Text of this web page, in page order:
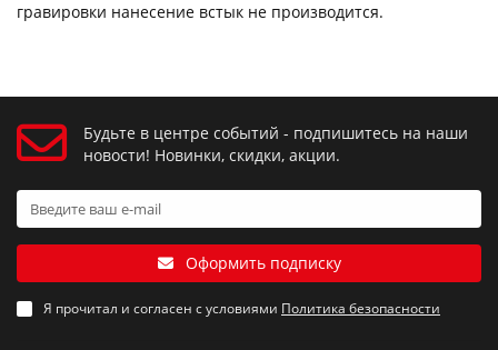
гравировки нанесение встык не производится.
Будьте в центре событий - подпишитесь на наши
новости! Новинки, скидки, акции.
Оформить подписку
Я прочитал и согласен с условиями Политика безопасности